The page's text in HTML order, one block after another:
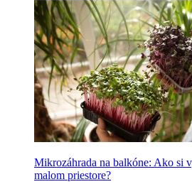
Mikrozáhrada na balkóne: Ako si
malom priestore?